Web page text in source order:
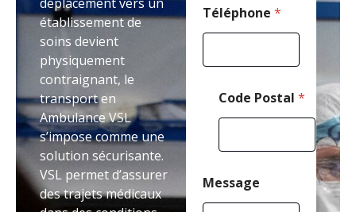
déplacement vers un
établissement de
soins devient
physiquement
contraignant, le
transport en
Ambulance VSL
s’impose comme une
solution sécurisante.
VSL permet d’assurer
des trajets médicaux
Téléphone *
Code Postal *
t
a
Message